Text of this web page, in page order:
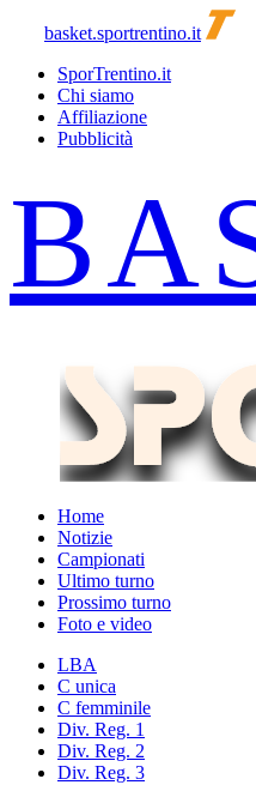
basket.sportrentino.it
SporTrentino.it
Chi siamo
Affiliazione
Pubblicità
Home
Notizie
Campionati
Ultimo turno
Prossimo turno
Foto e video
LBA
C unica
C femminile
Div. Reg. 1
Div. Reg. 2
Div. Reg. 3